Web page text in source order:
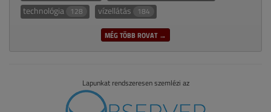
technológia 128 vízellátás 184
MÉG TÖBB ROVAT →
Lapunkat rendszeresen szemlézi az